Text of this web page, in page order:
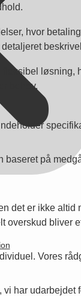
hvor
detaljeret
fleksibel løsning,
behov.
baseret på
det er ikke
overskud bliver
Vores
har